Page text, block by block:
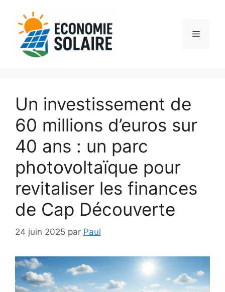
contenu
Menu
Un investissement de
60 millions d’euros sur
40 ans : un parc
photovoltaïque pour
revitaliser les finances
de Cap Découverte
24 juin 2025 par Paul